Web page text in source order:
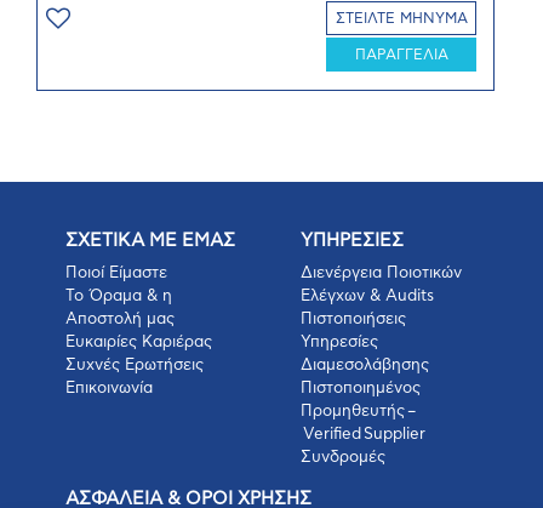
ΣΤΕΙΛΤΕ ΜΗΝΥΜΑ
ΠΑΡΑΓΓΕΛΙΑ
ΣΧΕΤΙΚΑ ΜΕ ΕΜΑΣ
Ποιοί Είμαστε
Το Όραμα & η
Αποστολή μας
Ευκαιρίες Καριέρας
Συχνές Ερωτήσεις
Επικοινωνία
ΥΠΗΡΕΣΙΕΣ
Διενέργεια Ποιοτικών
Ελέγχων & Audits
Πιστοποιήσεις
Υπηρεσίες
Διαμεσολάβησης
Πιστοποιημένος
Προμηθευτής –
Verified Supplier
Συνδρομές
ΑΣΦΑΛΕΙΑ & ΟΡΟΙ ΧΡΗΣΗΣ